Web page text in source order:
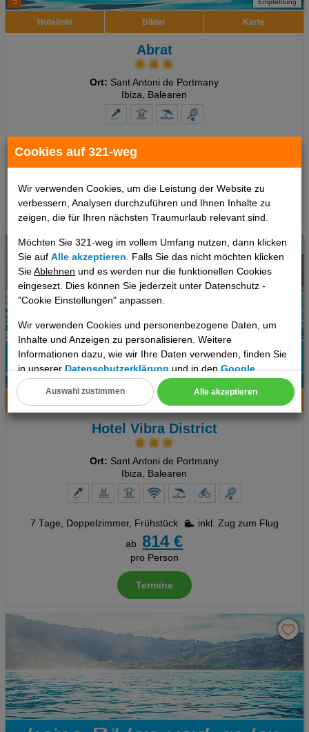
Cookies auf 321-weg
Wir verwenden Cookies, um die Leistung der Website zu
verbessern, Analysen durchzuführen und Ihnen Inhalte zu
zeigen, die für Ihren nächsten Traumurlaub relevant sind.
Möchten Sie 321-weg im vollem Umfang nutzen, dann klicken
Sie aufAlle akzeptieren . Falls Sie das nicht möchten klicken
SieAblehnen und es werden nur die funktionellen Cookies
eingesezt. Dies können Sie jederzeit unter Datenschutz -
"Cookie Einstellungen" anpassen.
Wir verwenden Cookies und personenbezogene Daten, um
Inhalte und Anzeigen zu personalisieren. Weitere
Informationen dazu, wie wir Ihre Daten verwenden, finden Sie
in unsererDatenschutzerklärung und in denGoogle
Datenschutz- und Nutzungsbedingungen
Cookie Einstellungen
Technische Cookies
Social Media Cookies
Advertising
Alle akzeptieren
Auswahl zustimmen
Empfehlung
Hotelinfo Bilder Karte
Abrat
Ort: Sant Antoni de Portmany
Ibiza, Balearen
7 Tage
ab
Termine
Empfehlung
Bilder
Hotel Vibra District
Ort: Sant Antoni de Portmany
Ibiza, Balearen
7 Tage, Doppelzimmer, Frühstück
inkl. Zug zum Flug
ab
814 €
pro Person
Termine